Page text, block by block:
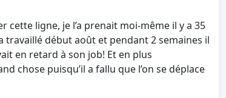
cette ligne, je l’a prenait moi-même il y a 35
travaillé début août et pendant 2 semaines il
en retard à son job! Et en plus
chose puisqu’il a fallu que l’on se déplace